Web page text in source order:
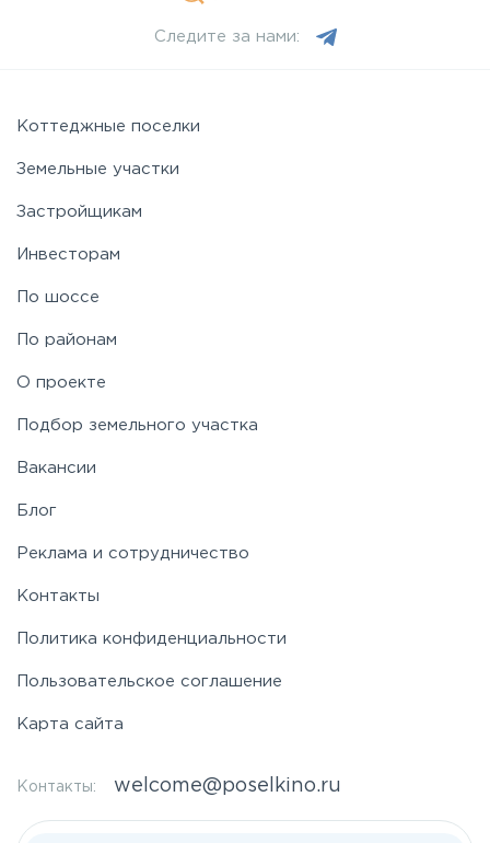
Следите за нами:
Коттеджные поселки
Земельные участки
Застройщикам
Инвесторам
По шоссе
По районам
О проекте
Подбор земельного участка
Вакансии
Блог
Реклама и сотрудничество
Контакты
Политика конфиденциальности
Пользовательское соглашение
Карта сайта
Контакты: welcome@poselkino.ru